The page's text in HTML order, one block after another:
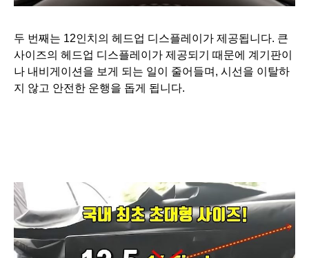
두 번째는 12인치의 헤드업 디스플레이가 제공됩니다. 큰
사이즈의 헤드업 디스플레이가 제공되기 때문에 계기판이
나 내비게이션을 보게 되는 일이 줄어들며, 시선을 이탈하
지 않고 안전한 운행을 돕게 됩니다.